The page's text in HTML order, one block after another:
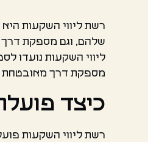
רשת ליווי השקעות
שלהם, וגם מספקת
ליווי השקעות
מספקת דרך מאובטחת
כיצד
רשת ליווי השקעות